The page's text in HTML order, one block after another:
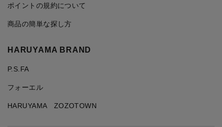
ポイントの規約について
商品の簡単な探し方
HARUYAMA BRAND
P.S.FA
フォーエル
HARUYAMA ZOZOTOWN